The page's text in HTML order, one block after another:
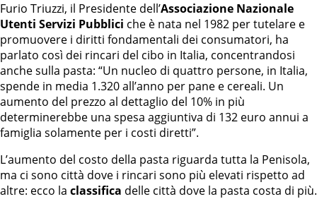
Furio Triuzzi, il Presidente dell’Associazione Nazionale
Utenti Servizi Pubblici che è nata nel 1982 per tutelare e
promuovere i diritti fondamentali dei consumatori, ha
parlato così dei rincari del cibo in Italia, concentrandosi
anche sulla pasta: “Un nucleo di quattro persone, in Italia,
spende in media 1.320 all’anno per pane e cereali. Un
aumento del prezzo al dettaglio del 10% in più
determinerebbe una spesa aggiuntiva di 132 euro annui a
famiglia solamente per i costi diretti”.
L’aumento del costo della pasta riguarda tutta la Penisola,
ma ci sono città dove i rincari sono più elevati rispetto ad
altre: ecco la classifica delle città dove la pasta costa di più.